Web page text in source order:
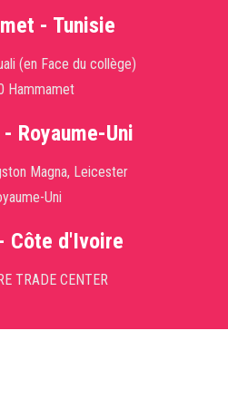
- Tunisie
(en Face du collège)
Hammamet
Royaume-Uni
Magna, Leicester
Uni
Côte d'Ivoire
TRADE CENTER